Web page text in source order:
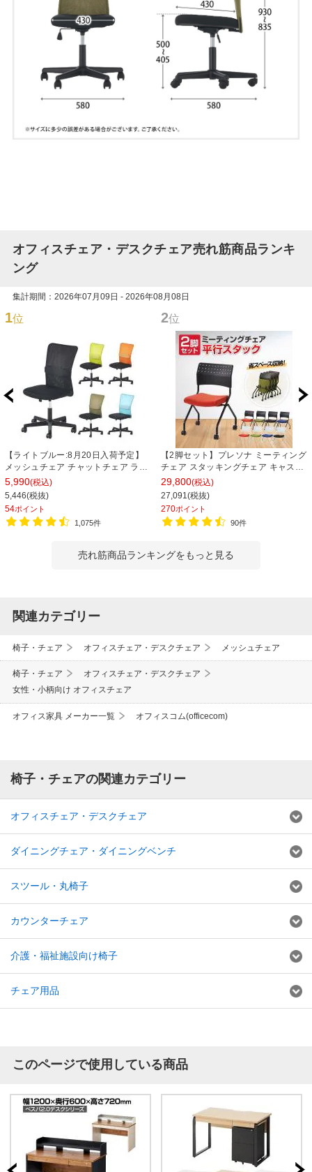
オフィスチェア・デスクチェア売れ筋商品ランキ
ング
集計期間：2026年07月09日 - 2026年08月08日
1位
【ライトブルー:8月20日入荷予定】
メッシュチェア チャットチェア ラン
バーサポート オフィスチェア デスク
チェア 会議椅子 幅580×奥行580×高
さ835-930mm
5,990(税込)
5,446(税抜)
54ポイント
1,075件
2位
【2脚セット】プレソナ ミーティング
チェア スタッキングチェア キャスタ
ー付き 座面クッション 幅570×奥行
565×高さ805mm 会議室 収納 法人
大人数 重ねる 会議用椅子 会議用チェ
ア
29,800(税込)
27,091(税抜)
270ポイント
90件
売れ筋商品ランキングをもっと見る
関連カテゴリー
椅子・チェア オフィスチェア・デスクチェア メッシュチェア
椅子・チェア
オフィスチェア・デスクチェア
女性・小柄向け オフィスチェア
オフィス家具 メーカー一覧 オフィスコム(officecom)
椅子・チェアの関連カテゴリー
オフィスチェア・デスクチェア
ダイニングチェア・ダイニングベンチ
スツール・丸椅子
カウンターチェア
介護・福祉施設向け椅子
チェア用品
このページで使用している商品